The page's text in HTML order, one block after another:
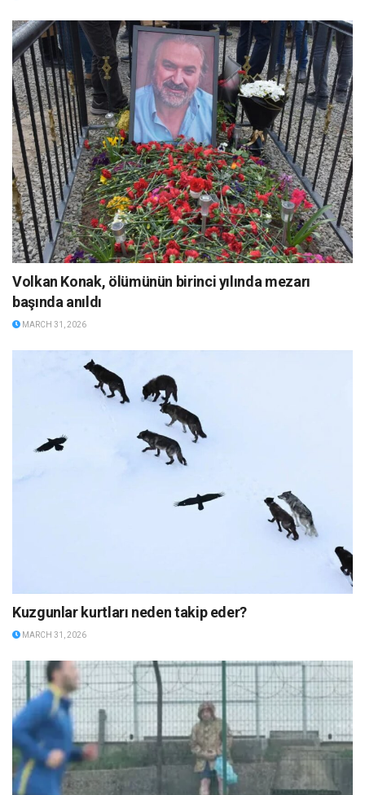
Volkan Konak, ölümünün birinci yılında mezarı
başında anıldı
MARCH 31, 2026
Kuzgunlar kurtları neden takip eder?
MARCH 31, 2026